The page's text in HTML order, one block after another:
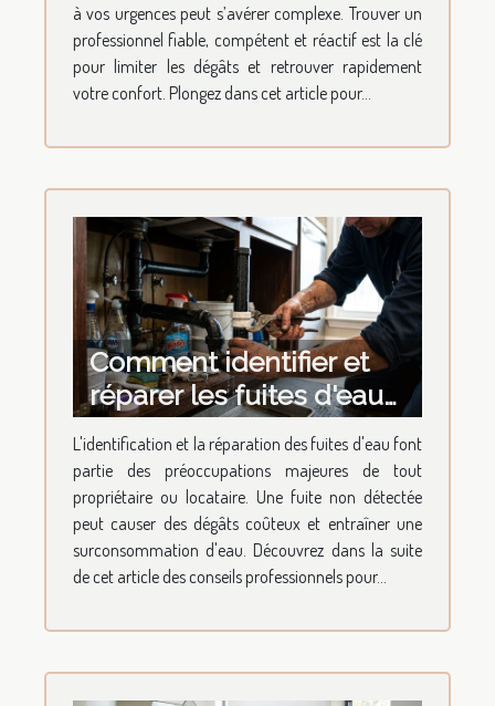
à vos urgences peut s’avérer complexe. Trouver un
professionnel fiable, compétent et réactif est la clé
pour limiter les dégâts et retrouver rapidement
votre confort. Plongez dans cet article pour...
Comment identifier et
réparer les fuites d'eau
les plus courantes ?
L'identification et la réparation des fuites d'eau font
partie des préoccupations majeures de tout
propriétaire ou locataire. Une fuite non détectée
peut causer des dégâts coûteux et entraîner une
surconsommation d'eau. Découvrez dans la suite
de cet article des conseils professionnels pour...